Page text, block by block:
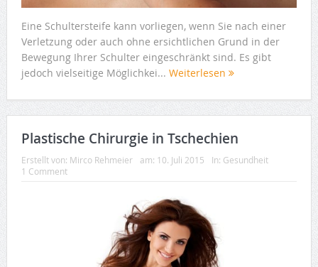
Eine Schultersteife kann vorliegen, wenn Sie nach einer
Verletzung oder auch ohne ersichtlichen Grund in der
Bewegung Ihrer Schulter eingeschränkt sind. Es gibt
jedoch vielseitige Möglichkei... Weiterlesen
Plastische Chirurgie in Tschechien
Erstellt von: Mirco Rehmeier am: 10. Juli 2015 In: Gesundheit
1 Comment